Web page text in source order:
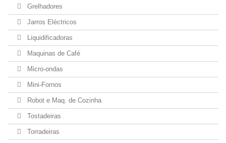
Grelhadores
Jarros Eléctricos
Liquidificadoras
Maquinas de Café
Micro-ondas
Mini-Fornos
Robot e Maq. de Cozinha
Tostadeiras
Torradeiras